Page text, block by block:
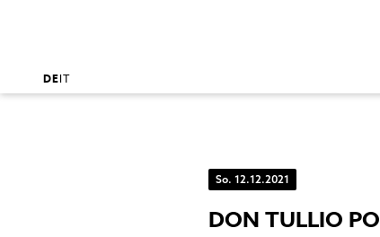
DEIT
So. 12.12.2021
DON TULLIO